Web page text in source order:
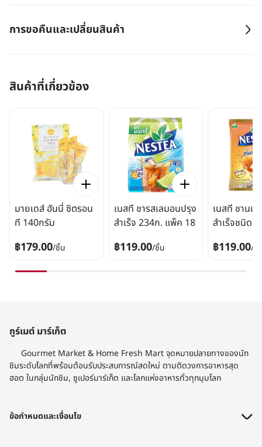
การขอคืนและเปลี่ยนสินค้า
สินค้าที่เกี่ยวข้อง
มายเดส์ ฮันนี่ ซิตรอน
ที 140กรัม
฿179.00/ชิ้น
เนสที ชารสเลมอนปรุง
สำเร็จ 234ก. แพ็ค 18
฿119.00/ชิ้น
เนสที ชานม
สำเร็จชนิดผ
฿119.00/
กูร์เมต์ มาร์เก็ต
Gourmet Market & Home Fresh Mart จุดหมายปลายทางของนัก
ชิมระดับโลกที่พร้อมต้อนรับประสบการณ์สดใหม่ ตามติดวงการอาหารสุด
ฮอต ในกลุ่มนักชิม, ซูเปอร์มาร์เก็ต และโลกแห่งอาหารทั่วทุกมุมโลก​
ข้อกำหนดและเงื่อนไข